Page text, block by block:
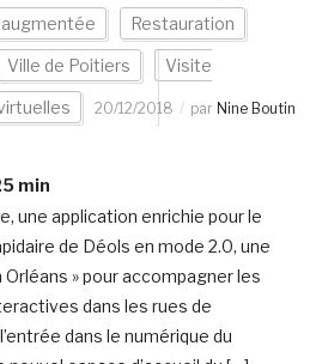
Restauration
Ville de Poitiers Visite
20/12/2018 par Nine Boutin
min
une application enrichie pour le
de Déols en mode 2.0, une
» pour accompagner les
dans les rues de
dans le numérique du